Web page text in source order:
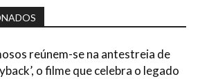
reúnem-se na antestreia de
o filme que celebra o legado